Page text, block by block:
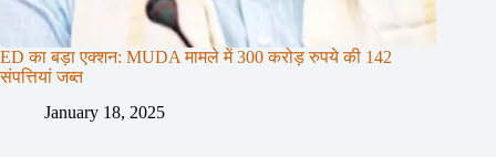
ED का बड़ा एक्शन: MUDA मामले में 300 करोड़ रुपये की 142
संपत्तियां जब्त
January 18, 2025